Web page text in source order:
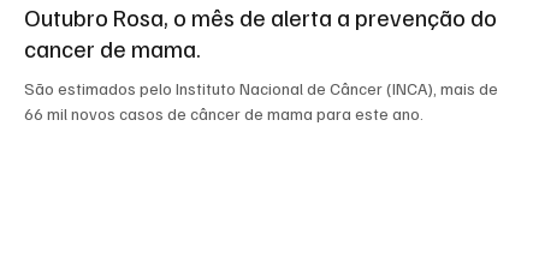
Outubro Rosa, o mês de alerta a prevenção do
cancer de mama.
São estimados pelo Instituto Nacional de Câncer (INCA), mais de
66 mil novos casos de câncer de mama para este ano.